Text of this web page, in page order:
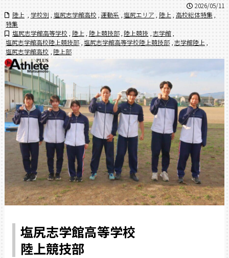
2026/05/11
陸上
学校別 塩尻志学館高校 運動系 塩尻エリア 陸上 高校総体特集
特集
塩尻志学館高等学校
陸上 陸上競技部 陸上競技 志学館
塩尻志学館高校陸上競技部 塩尻志学館高等学校陸上競技部 志学館陸上
塩尻志学館高校 , 陸上部
塩尻志学館高等学校
陸上競技部